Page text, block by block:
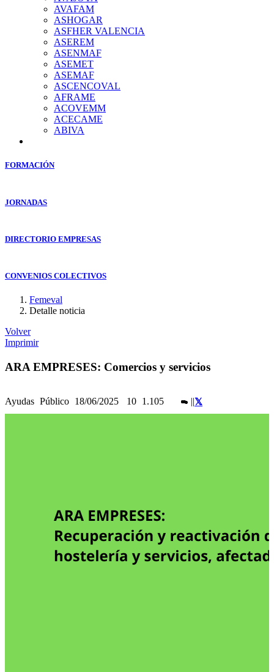
AVAFAM
ASHOGAR
ASFHER VALENCIA
ASEREM
ASENMAF
ASEMET
ASEMAF
ASCENCOVAL
AFRAME
ACOVEMM
ACECAME
ABIVA
FORMACIÓN
JORNADAS
DIRECTORIO EMPRESAS
CONVENIOS COLECTIVOS
Femeval
Detalle noticia
Volver
Imprimir
ARA EMPRESES: Comercios y servicios
Ayudas Público 18/06/2025 10 1.105 ||